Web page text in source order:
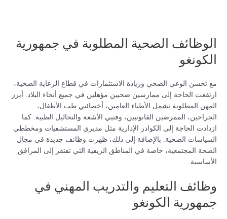
الوظائف الصحية المطلوبة في جمهورية
الكونغو
مع تحسن الوعي الصحي وزيادة الاستثمارات في قطاع الرعاية الصحية،
ارتفعت الحاجة إلى ممارسين صحيين مؤهلين في جميع أنحاء البلاد. أبرز
المهن المطلوبة تشمل الأطباء العامين، أخصائيي طب الأطفال،
الجراحين، الممرضين القانونيين، وفنيي الأشعة والتحاليل الطبية. كما
ازدادت الحاجة إلى الكوادر الإدارية مثل مديري المستشفيات ومخططي
السياسات الصحية. بالإضافة إلى ذلك، ظهرت وظائف جديدة في مجال
الصحة المجتمعية، خاصة في المناطق الريفية التي تفتقر إلى المرافق
الأساسية.
وظائف التعليم والتدريب المهني في
جمهورية الكونغو